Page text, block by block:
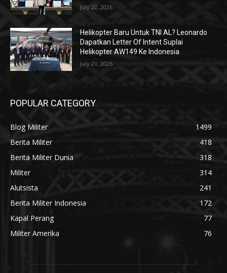
July 22, 2026
Helikopter Baru Untuk TNI AL? Leonardo
Dapatkan Letter Of Intent Suplai
Helikopter AW149 Ke Indonesia
July 21, 2026
POPULAR CATEGORY
Blog Militer
1499
Berita Militer
418
Berita Militer Dunia
318
Militer
314
Alutsista
241
Berita Militer Indonesia
172
Kapal Perang
77
Militer Amerika
76